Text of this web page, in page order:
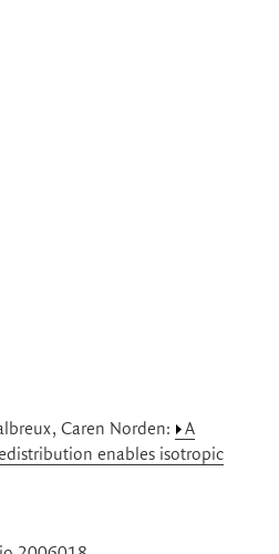
Caren Norden:
A
enables isotropic